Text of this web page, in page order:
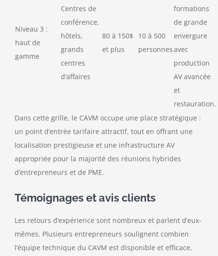
Niveau 3 :
haut de
gamme
Centres de
conférence,
hôtels,
grands
centres
d’affaires
80 à 150$
et plus
10 à 500
personnes
formations
de grande
envergure
avec
production
AV avancée
et
restauration.
Dans cette grille, le CAVM occupe une place stratégique :
un point d’entrée tarifaire attractif, tout en offrant une
localisation prestigieuse et une infrastructure AV
appropriée pour la majorité des réunions hybrides
d’entrepreneurs et de PME.
Témoignages et avis clients
Les retours d’expérience sont nombreux et parlent d’eux-
mêmes. Plusieurs entrepreneurs soulignent combien
l’équipe technique du CAVM est disponible et efficace,